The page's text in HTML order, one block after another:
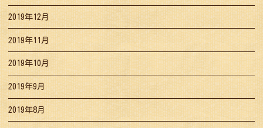
2019年12月
2019年11月
2019年10月
2019年9月
2019年8月